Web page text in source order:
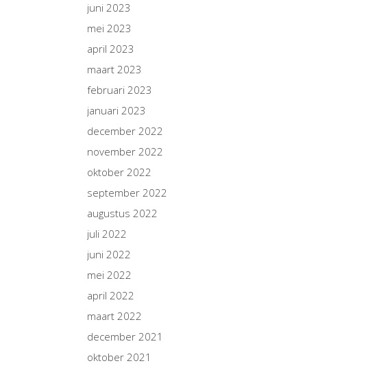
juni 2023
mei 2023
april 2023
maart 2023
februari 2023
januari 2023
december 2022
november 2022
oktober 2022
september 2022
augustus 2022
juli 2022
juni 2022
mei 2022
april 2022
maart 2022
december 2021
oktober 2021